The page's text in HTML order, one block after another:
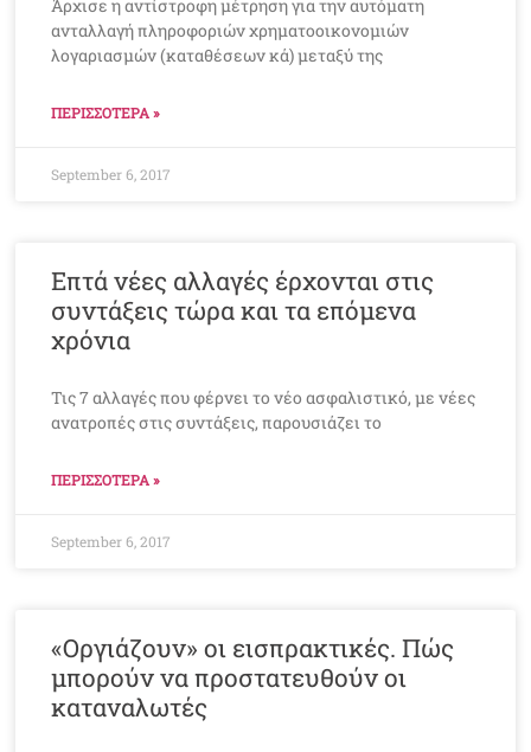
Άρχισε η αντίστροφη μέτρηση για την αυτόματη
ανταλλαγή πληροφοριών χρηματοοικονομιών
λογαριασμών (καταθέσεων κά) μεταξύ της
ΠΕΡΙΣΣΟΤΕΡΑ »
September 6, 2017
Επτά νέες αλλαγές έρχονται στις
συντάξεις τώρα και τα επόμενα
χρόνια
Τις 7 αλλαγές που φέρνει το νέο ασφαλιστικό, με νέες
ανατροπές στις συντάξεις, παρουσιάζει το
ΠΕΡΙΣΣΟΤΕΡΑ »
September 6, 2017
«Οργιάζουν» οι εισπρακτικές. Πώς
μπορούν να προστατευθούν οι
καταναλωτές